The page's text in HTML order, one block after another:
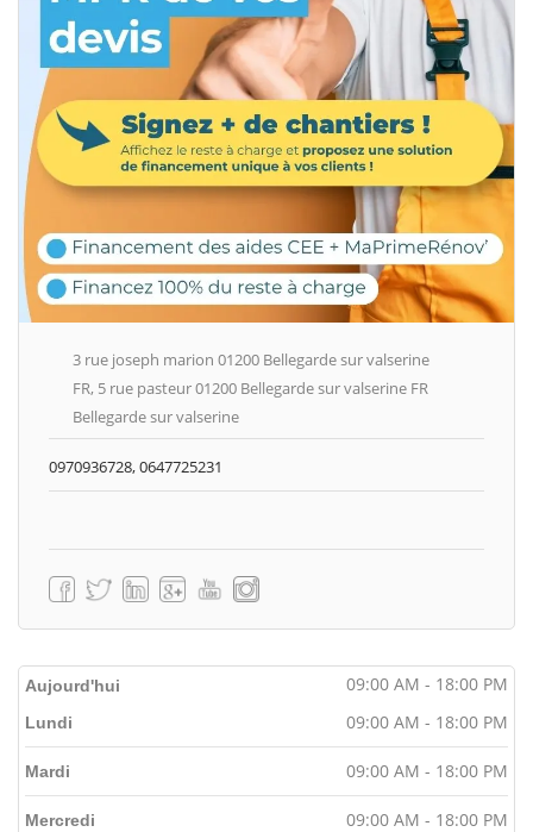
3 rue joseph marion 01200 Bellegarde sur valserine
FR, 5 rue pasteur 01200 Bellegarde sur valserine FR
Bellegarde sur valserine
0970936728, 0647725231
Aujourd'hui 09:00 AM - 18:00 PM
Lundi 09:00 AM - 18:00 PM
Mardi 09:00 AM - 18:00 PM
Mercredi 09:00 AM - 18:00 PM